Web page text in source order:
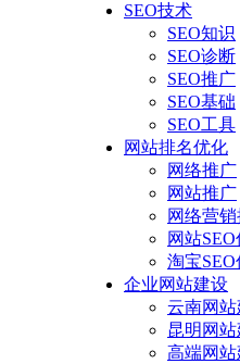
SEO技术
SEO知识
SEO诊断
SEO推广
SEO基础
SEO工具
网站排名优化
网络推广
网站推广
网络营
网站
淘宝
企业网站建设
云南网
昆明网
高端网